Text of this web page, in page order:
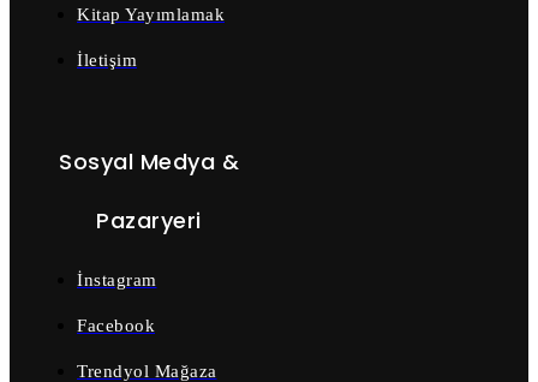
Kitap Yayımlamak
İletişim
Sosyal Medya &
Pazaryeri
İnstagram
Facebook
Trendyol Mağaza